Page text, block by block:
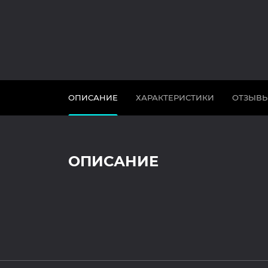
ОПИСАНИЕ ХАРАКТЕРИСТИКИ
ОПИСАНИЕ